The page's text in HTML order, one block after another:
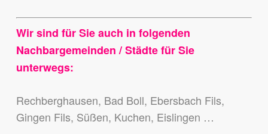
Wir sind für Sie auch in folgenden
Nachbargemeinden / Städte für Sie
unterwegs:
Rechberghausen, Bad Boll, Ebersbach Fils,
Gingen Fils, Süßen, Kuchen, Eislingen …